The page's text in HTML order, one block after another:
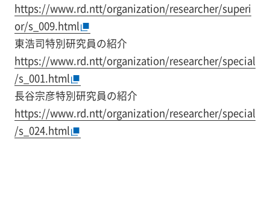
https://www.rd.ntt/organization/researcher/superi
or/s_009.html
東浩司特別研究員の紹介
https://www.rd.ntt/organization/researcher/special
/s_001.html
長谷宗彦特別研究員の紹介
https://www.rd.ntt/organization/researcher/special
/s_024.html